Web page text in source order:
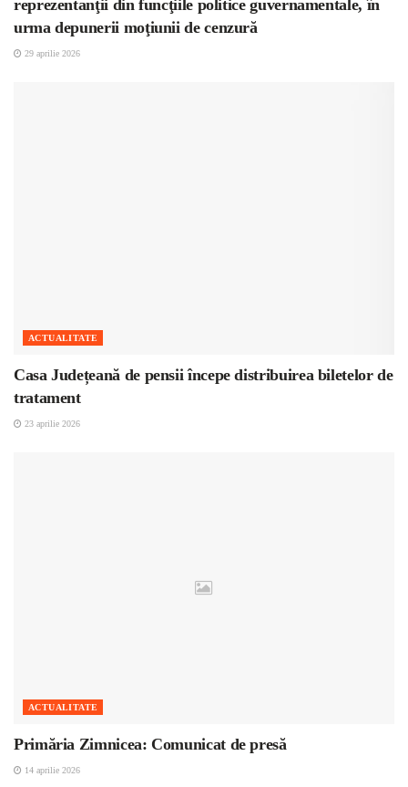
reprezentanţii din funcţiile politice guvernamentale, în
urma depunerii moţiunii de cenzură
29 aprilie 2026
ACTUALITATE
Casa Județeană de pensii începe distribuirea biletelor de
tratament
23 aprilie 2026
ACTUALITATE
Primăria Zimnicea: Comunicat de presă
14 aprilie 2026